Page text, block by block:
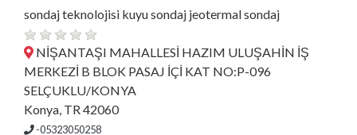
sondaj teknolojisi kuyu sondaj jeotermal sondaj
NİŞANTAŞI MAHALLESİ HAZIM ULUŞAHİN İŞ
MERKEZİ B BLOK PASAJ İÇİ KAT NO:P-096
SELÇUKLU/KONYA
Konya, TR 42060
-05323050258